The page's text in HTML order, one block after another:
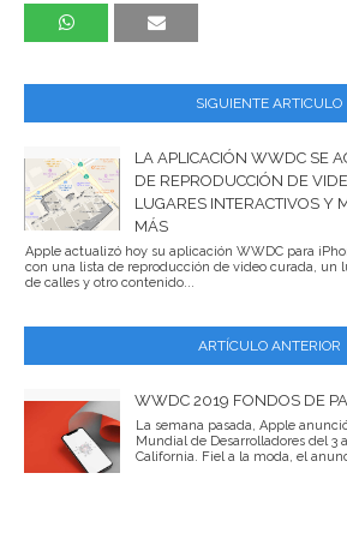
SIGUIENTE ARTICULO
LA APLICACIÓN WWDC SE
DE REPRODUCCIÓN DE
LUGARES INTERACTIVOS Y
MÁS
Apple actualizó hoy su aplicación WWDC para
con una lista de reproducción de video curada, un
de calles y otro contenido...
ARTÍCULO ANTERIOR
WWDC 2019 FONDOS DE
La semana pasada, Apple
Mundial de Desarrolladores del 3
California. Fiel a la moda, el